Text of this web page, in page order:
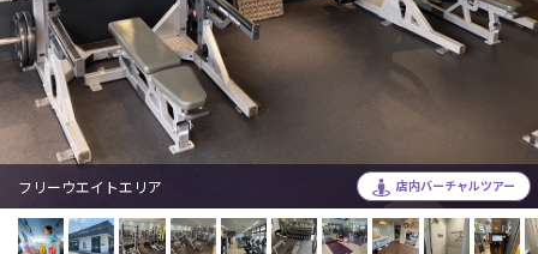
店内バーチャルツアー
フリーウエイトエリア